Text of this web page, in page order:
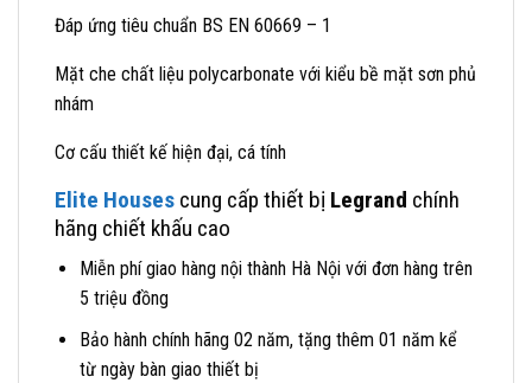
Đáp ứng tiêu chuẩn BS EN 60669 – 1
Mặt che chất liệu polycarbonate với kiểu bề mặt sơn phủ
nhám
Cơ cấu thiết kế hiện đại, cá tính
Elite Houses cung cấp thiết bị Legrand chính
hãng chiết khấu cao
Miễn phí giao hàng nội thành Hà Nội với đơn hàng trên
5 triệu đồng
Bảo hành chính hãng 02 năm, tặng thêm 01 năm kể
từ ngày bàn giao thiết bị